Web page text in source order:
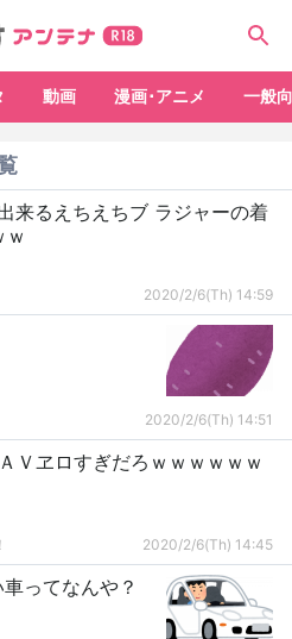
動画 漫画･アニメ 一般
来るえちえちブ ラジャーの着
2020/2/6(Th) 14:59
2020/2/6(Th) 14:51
Ｖヱロすぎだろｗｗｗｗｗｗ
2020/2/6(Th) 14:45
ってなんや？